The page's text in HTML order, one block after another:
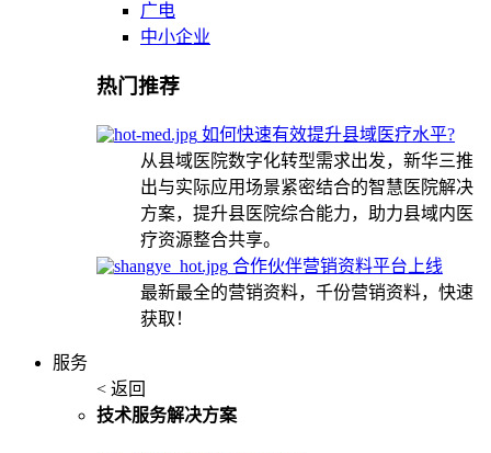
广电
中小企业
热门推荐
如何快速有效提升县域医疗水平?
从县域医院数字化转型需求出发，新华三推
出与实际应用场景紧密结合的智慧医院解决
方案，提升县医院综合能力，助力县域内医
疗资源整合共享。
合作伙伴营销资料平台上线
最新最全的营销资料，千份营销资料，快速
获取！
服务
< 返回
技术服务解决方案